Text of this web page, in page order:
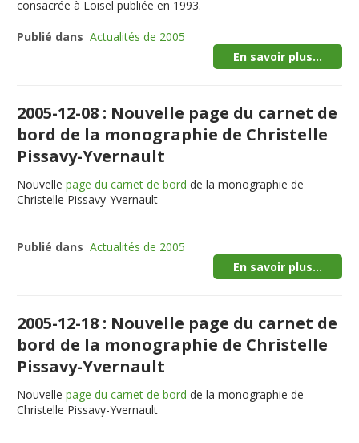
consacrée à Loisel publiée en 1993.
Publié dans Actualités de 2005
En savoir plus...
2005-12-08 : Nouvelle page du carnet de
bord de la monographie de Christelle
Pissavy-Yvernault
Nouvellepage du carnet de bord de la monographie de
Christelle Pissavy-Yvernault
Publié dans Actualités de 2005
En savoir plus...
2005-12-18 : Nouvelle page du carnet de
bord de la monographie de Christelle
Pissavy-Yvernault
Nouvellepage du carnet de bord de la monographie de
Christelle Pissavy-Yvernault